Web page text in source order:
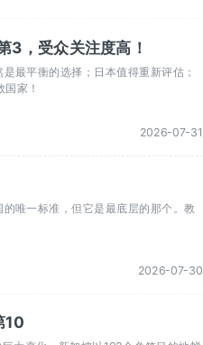
，受众关注度高！
最平衡的选择；日本值得重新评估；
家！
2026-07-31
唯一标准，但它是最底层的那个。教
2026-07-30
10